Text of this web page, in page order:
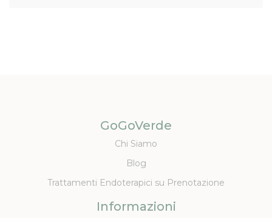
GoGoVerde
Chi Siamo
Blog
Trattamenti Endoterapici su Prenotazione
Informazioni